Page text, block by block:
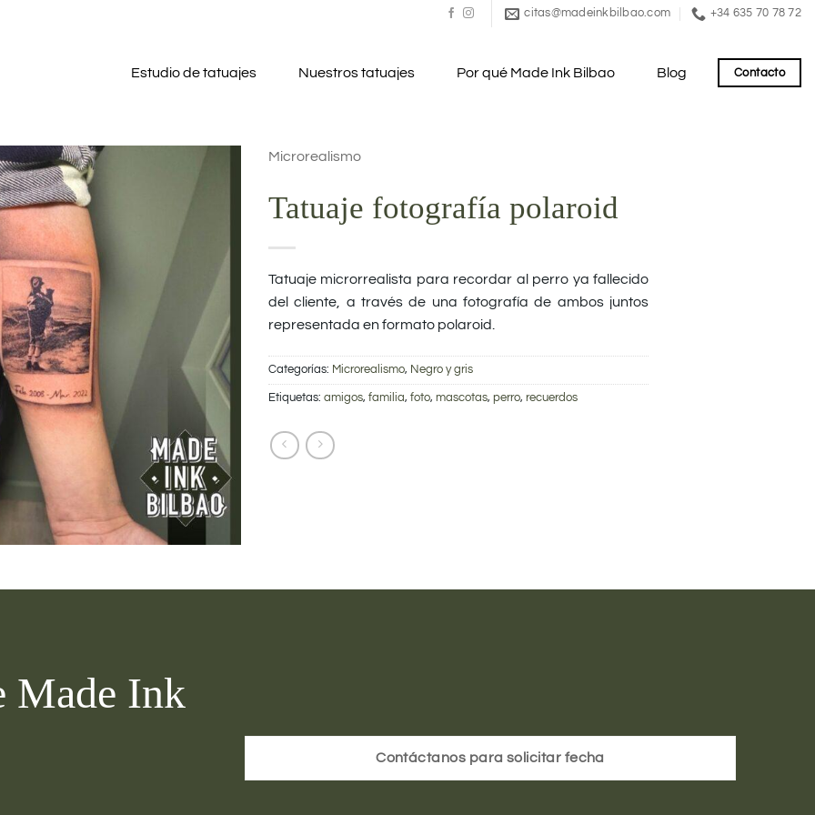
citas@madeinkbilbao.com +34 635 70 78 72
Estudio de tatuajes Nuestros tatuajes Por qué Made Ink Bilbao Blog Contacto
Microrealismo
Tatuaje fotografía polaroid
Tatuaje microrrealista para recordar al perro ya fallecido
del cliente, a través de una fotografía de ambos juntos
representada en formato polaroid.
Categorías: Microrealismo, Negro y gris
Etiquetas: amigos, familia, foto, mascotas, perro, recuerdos
Made Ink
Contáctanos para solicitar fecha